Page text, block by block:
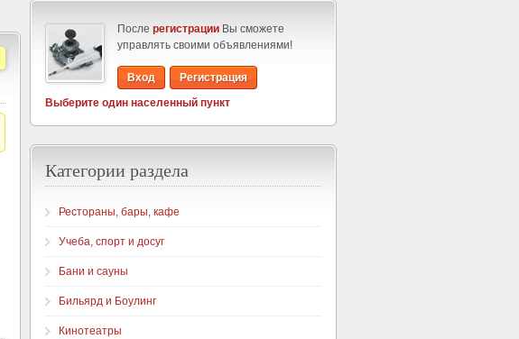
После регистрации Вы сможете
управлять своими объявлениями!
Вход
Регистрация
Выберите один населенный пункт
Категории раздела
Рестораны, бары, кафе
Учеба, спорт и досуг
Бани и сауны
Бильярд и Боулинг
Кинотеатры